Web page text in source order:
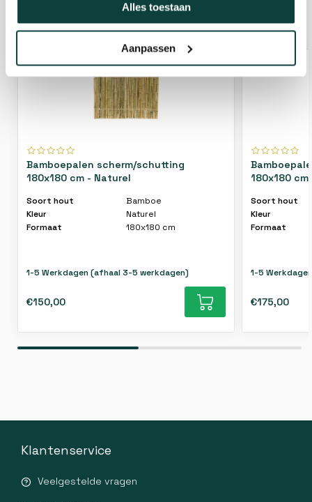
Alles toestaan
Aanpassen
GERELATEERDE PRODUCTEN
Bamboepalen scherm/schutting
180x180 cm - Naturel
Soort hout
Bamboe
Kleur
Naturel
Formaat
180x180 cm
1-5 Werkdagen (afhaal 3-5 werkdagen)
€150,00
180x180
Soort hout
Kleur
Formaat
1-5
€175,00
Klantenservice
Veelgestelde vragen